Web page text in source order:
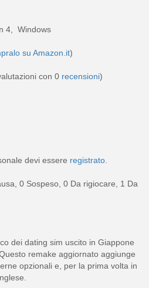
4, Windows
su Amazon.it)
con 0 recensioni)
devi essere registrato
0 Sospeso, 0 Da rigiocare, 1 Da
dei dating sim uscito in Giappone
remake aggiornato aggiunge
opzionali e, per la prima volta in